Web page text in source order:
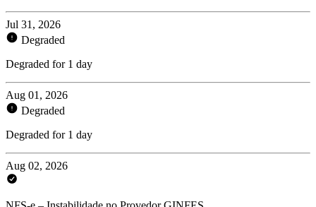
Jul 31, 2026
Degraded
Degraded for 1 day
Aug 01, 2026
Degraded
Degraded for 1 day
Aug 02, 2026